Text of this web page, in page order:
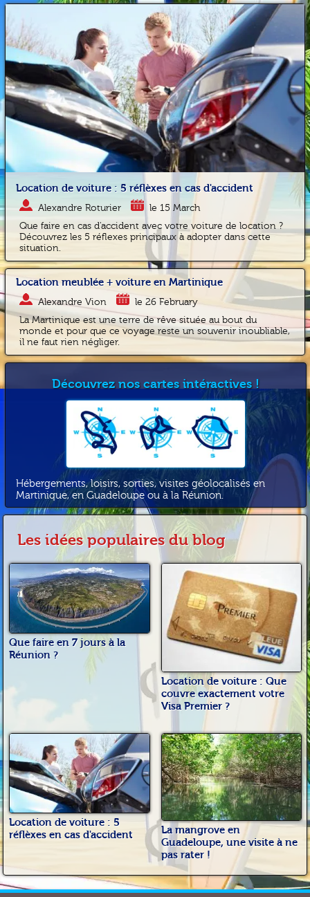
Location de voiture : 5 réflèxes en cas d'accident
Alexandre Roturier
le 15 March
Que faire en cas d'accident avec votre voiture de location ?
Découvrez les 5 réflexes principaux à adopter dans cette
situation.
Location meublée + voiture en Martinique
Alexandre Vion
le 26 February
La Martinique est une terre de rêve située au bout du
monde et pour que ce voyage reste un souvenir inoubliable,
il ne faut rien négliger.
Découvrez nos cartes intéractives !
Hébergements, loisirs, sorties, visites géolocalisés en
Martinique, en Guadeloupe ou à la Réunion.
Les idées populaires du blog
Que faire en 7 jours à la
Réunion ?
Location de voiture : Que
couvre exactement votre
Visa Premier ?
Location de voiture : 5
réflèxes en cas d'accident
La mangrove en
Guadeloupe, une visite à ne
pas rater !